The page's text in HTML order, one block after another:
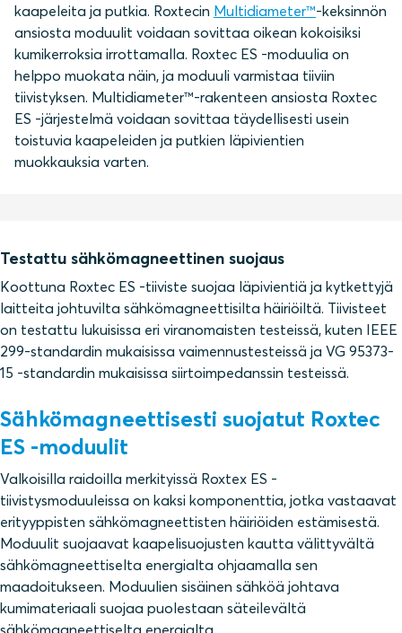
kaapeleita ja putkia. Roxtecin Multidiameter™-keksinnön
ansiosta moduulit voidaan sovittaa oikean kokoisiksi
kumikerroksia irrottamalla. Roxtec ES -moduulia on
helppo muokata näin, ja moduuli varmistaa tiiviin
tiivistyksen. Multidiameter™-rakenteen ansiosta Roxtec
ES -järjestelmä voidaan sovittaa täydellisesti usein
toistuvia kaapeleiden ja putkien läpivientien
muokkauksia varten.
Testattu sähkömagneettinen suojaus
Koottuna Roxtec ES -tiiviste suojaa läpivientiä ja kytkettyjä
laitteita johtuvilta sähkömagneettisilta häiriöiltä. Tiivisteet
on testattu lukuisissa eri viranomaisten testeissä, kuten IEEE
299-standardin mukaisissa vaimennustesteissä ja VG 95373-
15 -standardin mukaisissa siirtoimpedanssin testeissä.
Sähkömagneettisesti suojatut Roxtec
ES -moduulit
Valkoisilla raidoilla merkityissä Roxtex ES -
tiivistysmoduuleissa on kaksi komponenttia, jotka vastaavat
erityyppisten sähkömagneettisten häiriöiden estämisestä.
Moduulit suojaavat kaapelisuojusten kautta välittyvältä
sähkömagneettiselta energialta ohjaamalla sen
maadoitukseen. Moduulien sisäinen sähköä johtava
kumimateriaali suojaa puolestaan säteilevältä